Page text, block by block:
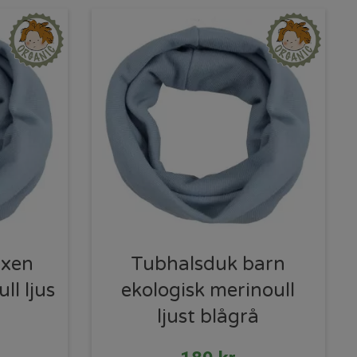
ljus
Tubhalsduk barn
ekologisk merinoull
ljust blågrå